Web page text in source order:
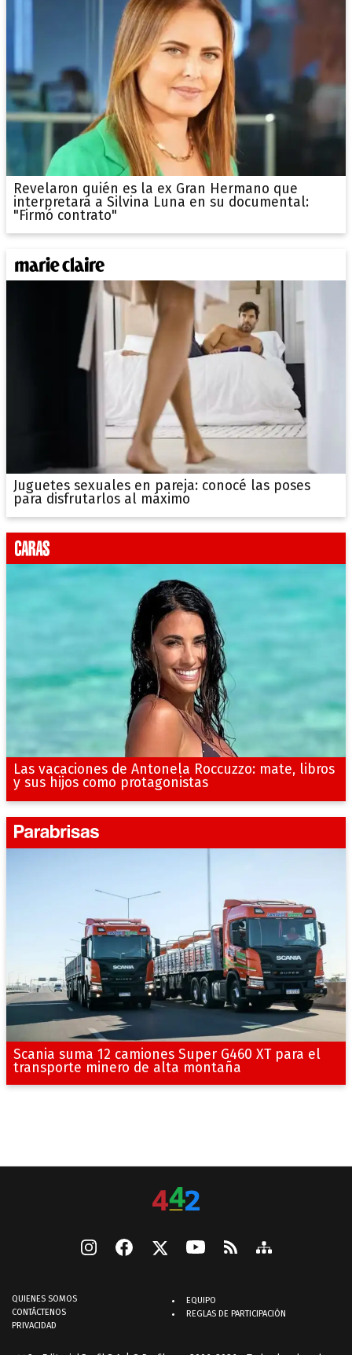
Revelaron quién es la ex Gran Hermano que
interpretará a Silvina Luna en su documental:
"Firmó contrato"
Juguetes sexuales en pareja: conocé las poses
para disfrutarlos al máximo
Las vacaciones de Antonela Roccuzzo: mate, libros
y sus hijos como protagonistas
Scania suma 12 camiones Super G460 XT para el
transporte minero de alta montaña
QUIENES SOMOS
CONTÁCTENOS
PRIVACIDAD
EQUIPO
REGLAS DE PARTICIPACIÓN